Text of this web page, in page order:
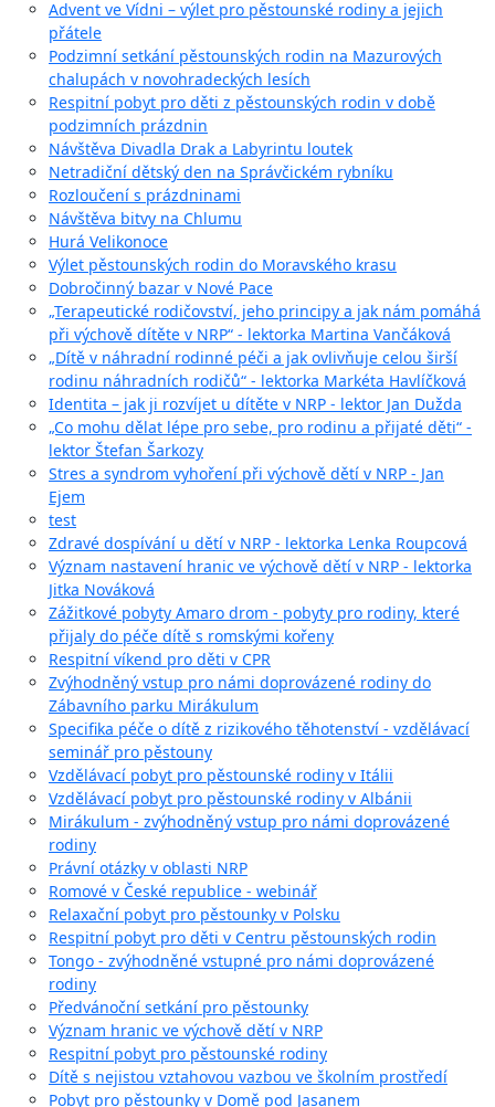
Advent ve Vídni – výlet pro pěstounské rodiny a jejich
přátele
Podzimní setkání pěstounských rodin na Mazurových
chalupách v novohradeckých lesích
Respitní pobyt pro děti z pěstounských rodin v době
podzimních prázdnin
Návštěva Divadla Drak a Labyrintu loutek
Netradiční dětský den na Správčickém rybníku
Rozloučení s prázdninami
Návštěva bitvy na Chlumu
Hurá Velikonoce
Výlet pěstounských rodin do Moravského krasu
Dobročinný bazar v Nové Pace
„Terapeutické rodičovství, jeho principy a jak nám pomáhá
při výchově dítěte v NRP“ - lektorka Martina Vančáková
„Dítě v náhradní rodinné péči a jak ovlivňuje celou širší
rodinu náhradních rodičů“ - lektorka Markéta Havlíčková
Identita – jak ji rozvíjet u dítěte v NRP - lektor Jan Dužda
„Co mohu dělat lépe pro sebe, pro rodinu a přijaté děti“ -
lektor Štefan Šarkozy
Stres a syndrom vyhoření při výchově dětí v NRP - Jan
Ejem
test
Zdravé dospívání u dětí v NRP - lektorka Lenka Roupcová
Význam nastavení hranic ve výchově dětí v NRP - lektorka
Jitka Nováková
Zážitkové pobyty Amaro drom - pobyty pro rodiny, které
přijaly do péče dítě s romskými kořeny
Respitní víkend pro děti v CPR
Zvýhodněný vstup pro námi doprovázené rodiny do
Zábavního parku Mirákulum
Specifika péče o dítě z rizikového těhotenství - vzdělávací
seminář pro pěstouny
Vzdělávací pobyt pro pěstounské rodiny v Itálii
Vzdělávací pobyt pro pěstounské rodiny v Albánii
Mirákulum - zvýhodněný vstup pro námi doprovázené
rodiny
Právní otázky v oblasti NRP
Romové v České republice - webinář
Relaxační pobyt pro pěstounky v Polsku
Respitní pobyt pro děti v Centru pěstounských rodin
Tongo - zvýhodněné vstupné pro námi doprovázené
rodiny
Předvánoční setkání pro pěstounky
Význam hranic ve výchově dětí v NRP
Respitní pobyt pro pěstounské rodiny
Dítě s nejistou vztahovou vazbou ve školním prostředí
Pobyt pro pěstounky v Domě pod Jasanem